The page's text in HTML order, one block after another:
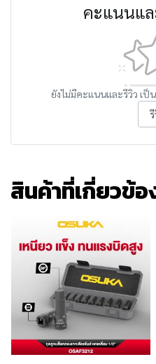
คะแนนแ
ยังไม่มีคะแนนและรีวิว เ
สินค้าที่เกี่ยวข้อ